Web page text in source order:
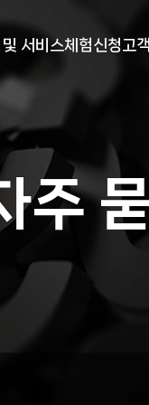
서비스
프로그램
프로그램
체험신청
거래소 안내
고
자주
원
주